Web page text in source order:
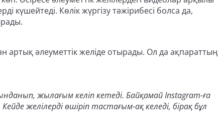
күшейтеді. Көлік жүргізу тәжірибесі болса да,
әлеуметтік желіде отырады. Ол да ақпараттың
жылағым келіп кетеді. Байқамай Instagram-ға
желілерді өшіріп тастағым-ақ келеді, бірақ бұл